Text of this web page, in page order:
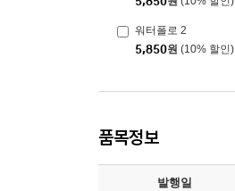
워터폴로 2
5,850원 (10% 할인)
품목정보
발행일